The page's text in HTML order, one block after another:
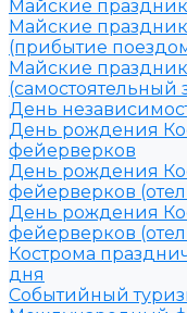
Майские
Майские
(прибытие
Майские
(самостоятельный
День
День рождения
фейерверков
День рождения
фейерверков
День рождения
фейерверков
Кострома
дня
Событийный